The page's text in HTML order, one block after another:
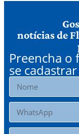
notícias de
Preencha
se cadastrar